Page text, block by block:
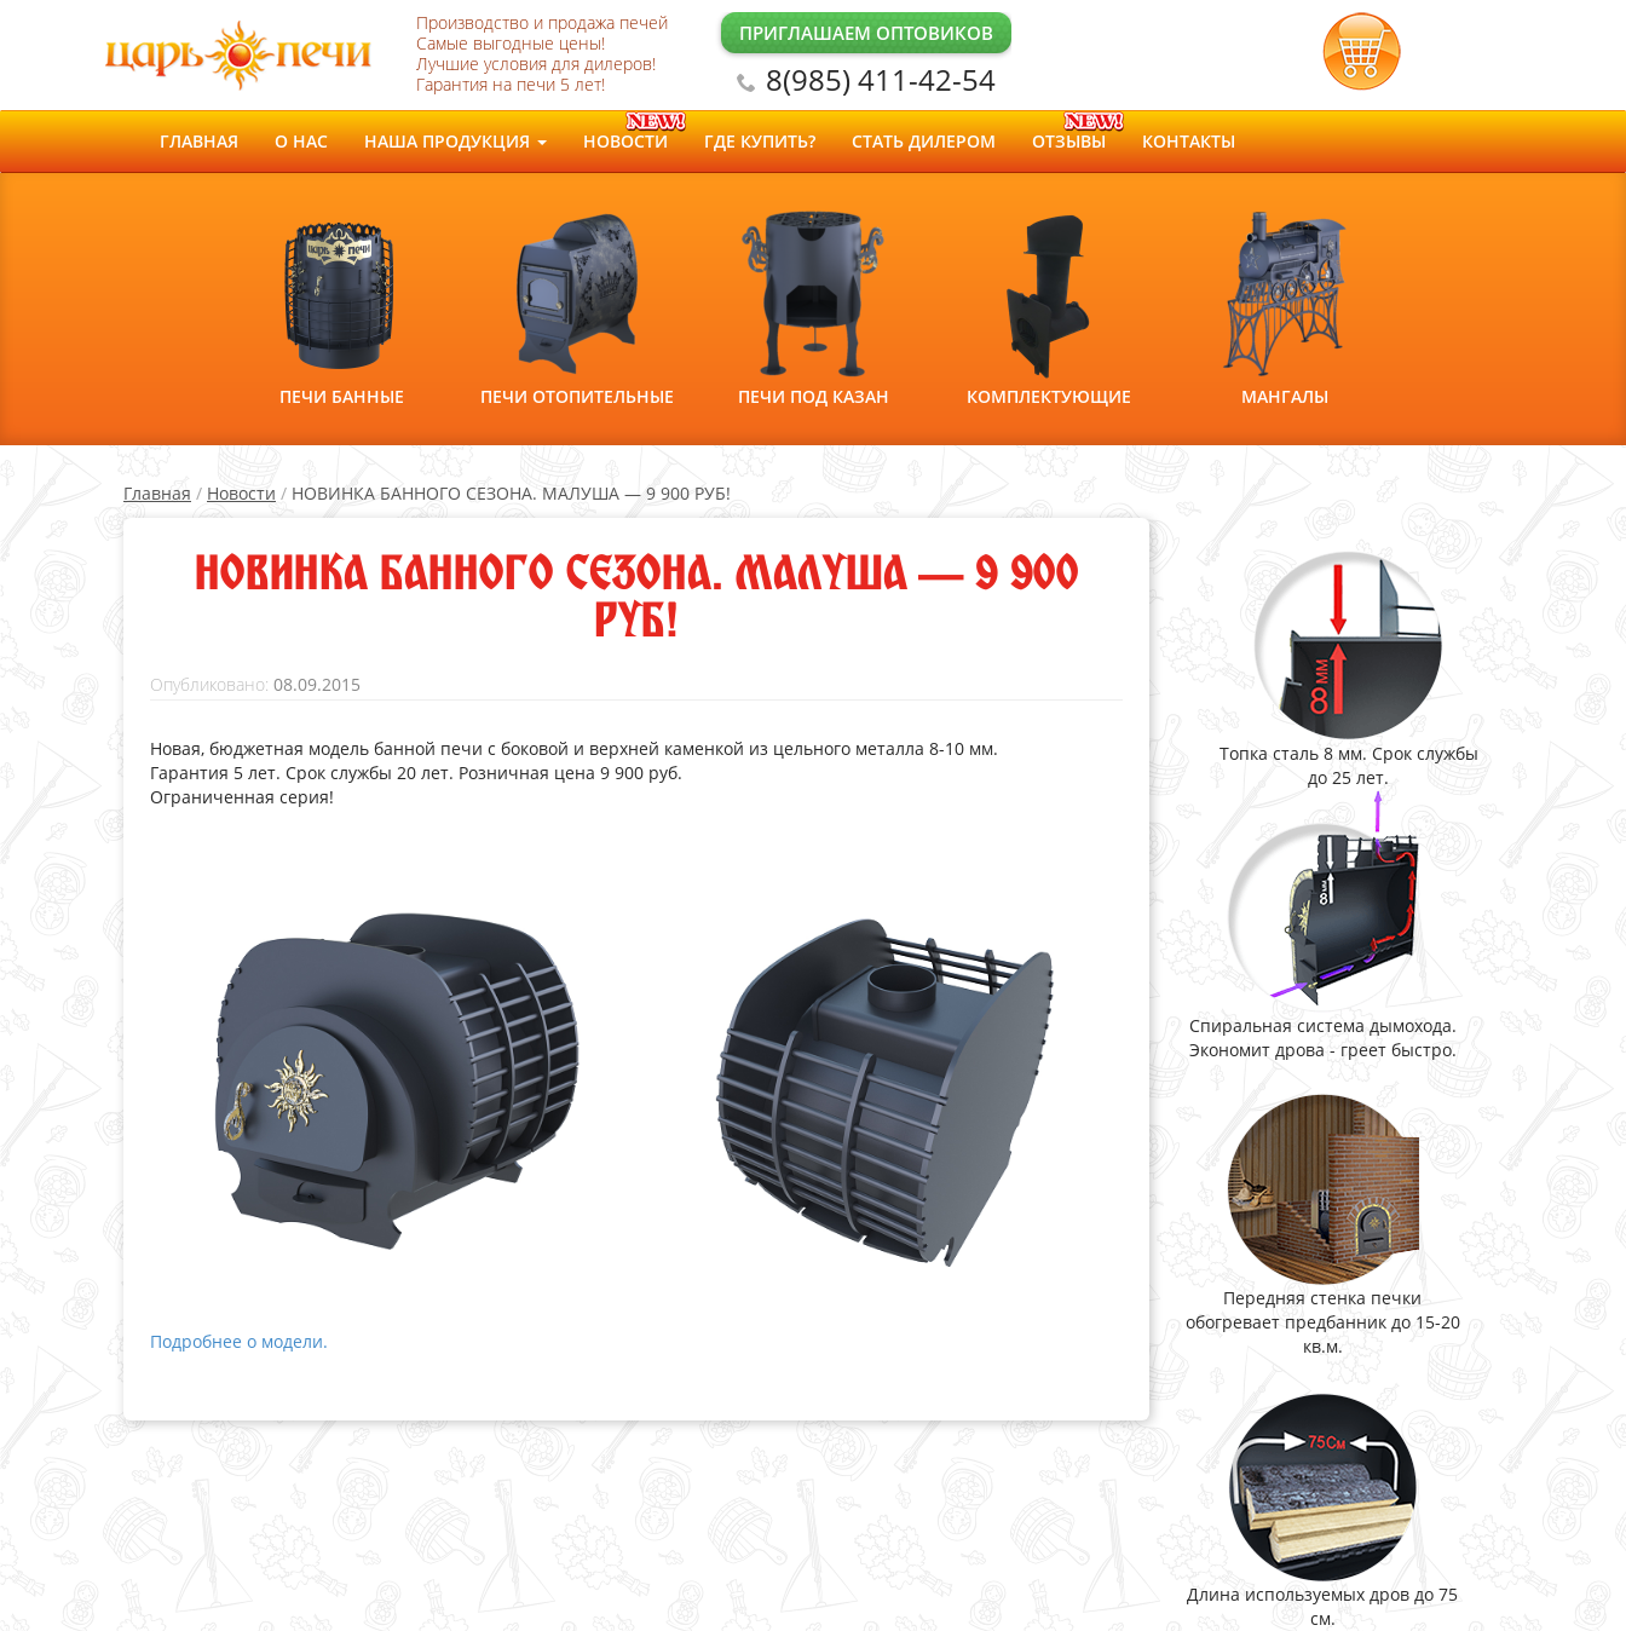
Производство и продажа печей
Самые выгодные цены!
Лучшие условия для дилеров!
Гарантия на печи 5 лет!
ПРИГЛАШАЕМ ОПТОВИКОВ
8(985) 411-42-54
ГЛАВНАЯ О НАС НАША ПРОДУКЦИЯ НОВОСТИ ГДЕ КУПИТЬ? СТАТЬ ДИЛЕРОМ ОТЗЫВЫ КОНТАКТЫ
ПЕЧИ БАННЫЕ ПЕЧИ ОТОПИТЕЛЬНЫЕ ПЕЧИ ПОД КАЗАН КОМПЛЕКТУЮЩИЕ МАНГАЛЫ
Главная / Новости / НОВИНКА БАННОГО СЕЗОНА. МАЛУША — 9 900 РУБ!
НОВИНКА БАННОГО СЕЗОНА. МАЛУША — 9 900
РУБ!
Опубликовано: 08.09.2015
Новая, бюджетная модель банной печи с боковой и верхней каменкой из цельного металла 8-10 мм.
Гарантия 5 лет. Срок службы 20 лет. Розничная цена 9 900 руб.
Ограниченная серия!
Подробнее о модели.
Топка сталь 8 мм. Срок службы
до 25 лет.
Спиральная система дымохода.
Экономит дрова - греет быстро.
Передняя стенка печки
обогревает предбанник до 15-20
кв.м.
Длина используемых дров до 75
см.